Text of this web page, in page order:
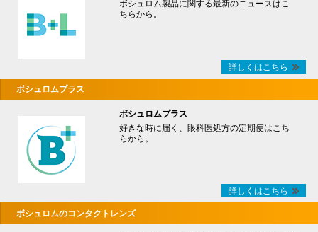
ボシュロム製品に関する最新のニュースはこ
ちらから。
詳しくはこちら
ボシュロムプラス
ボシュロムプラス
好きな時に届く、眼科医処方の定期便はこち
らから。
詳しくはこちら
ボシュロムのコンタクトレンズ